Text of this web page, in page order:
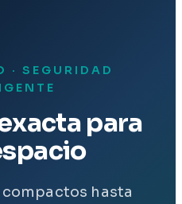
· SEGURIDAD
para
hasta